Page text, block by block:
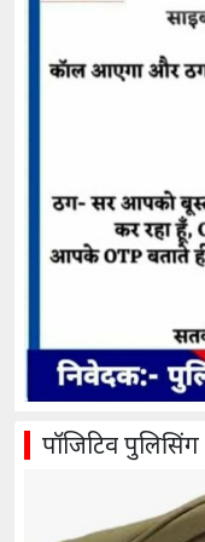
पॉजिटिव पुलिसिंग